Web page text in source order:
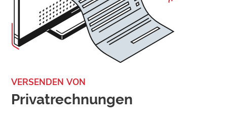
VERSENDEN VON
Privatrechnungen